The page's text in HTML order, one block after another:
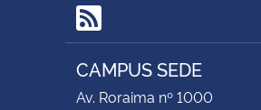
RSS
CAMPUS SEDE
Av. Roraima nº 1000